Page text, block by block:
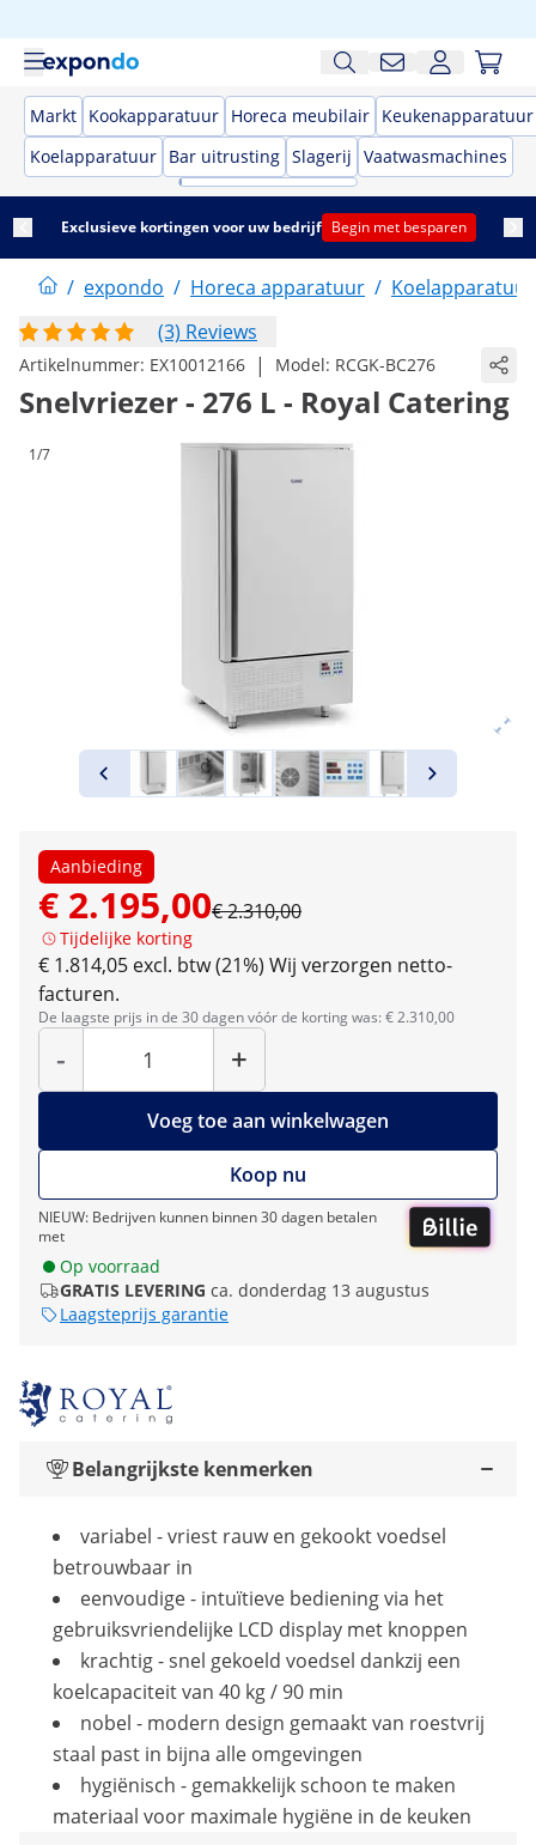
Markt Kookapparatuur Horeca meubilair Keukenapparatuur
Koelapparatuur Bar uitrusting Slagerij Vaatwasmachines
Exclusieve kortingen voor uw bedrijf Begin met besparen
/ expondo / Horeca apparatuur / Koelapparatuur
(3) Reviews
Artikelnummer: EX10012166 | Model: RCGK-BC276
Snelvriezer - 276 L - Royal Catering
1/7
Aanbieding
€ 2.195,00€ 2.310,00
Tijdelijke korting
€ 1.814,05 excl. btw (21%) Wij verzorgen netto-
facturen.
De laagste prijs in de 30 dagen vóór de korting was: € 2.310,00
-
Hoeveelheid
+
Voeg toe aan winkelwagen
Koop nu
NIEUW: Bedrijven kunnen binnen 30 dagen betalen
met
Op voorraad
GRATIS LEVERING ca. donderdag 13 augustus
Laagsteprijs garantie
Belangrijkste kenmerken
variabel - vriest rauw en gekookt voedsel
betrouwbaar in
eenvoudige - intuïtieve bediening via het
gebruiksvriendelijke LCD display met knoppen
krachtig - snel gekoeld voedsel dankzij een
koelcapaciteit van 40 kg / 90 min
nobel - modern design gemaakt van roestvrij
staal past in bijna alle omgevingen
hygiënisch - gemakkelijk schoon te maken
materiaal voor maximale hygiëne in de keuken